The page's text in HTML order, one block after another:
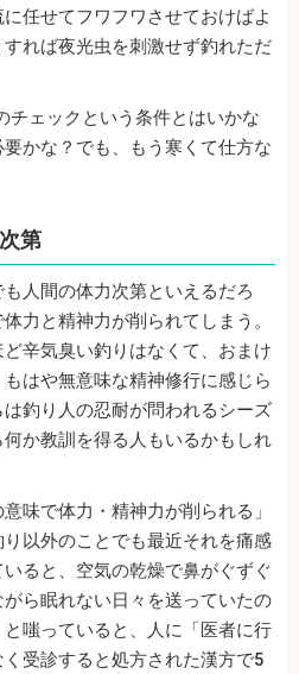
任せてフワフワさせておけばよ
れば夜光虫を刺激せず釣れただ
チェックという条件とはいかな
かな？でも、もう寒くて仕方な
第
人間の体力次第といえるだろ
力と精神力が削られてしまう。
辛気臭い釣りはなくて、おまけ
はや無意味な精神修行に感じら
釣り人の忍耐が問われるシーズ
か教訓を得る人もいるかもしれ
味で体力・精神力が削られる」
以外のことでも最近それを痛感
ると、空気の乾燥で鼻がぐずぐ
ら眠れない日々を送っていたの
嗤っていると、人に「医者に行
受診すると処方された漢方で5